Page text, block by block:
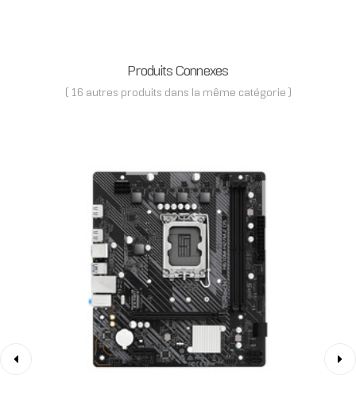
Produits Connexes
( 16 autres produits dans la même catégorie )